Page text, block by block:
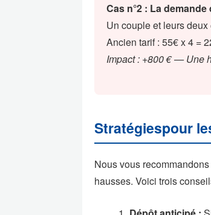
Cas n°2 : La
Un couple et leurs
Ancien tarif : 55€ x 4 =
Impact : +800 € — Une
Stratégiespour
Nous vous
hausses. Voici trois